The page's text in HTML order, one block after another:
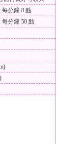
每分鐘 8 點
分鐘 50 點